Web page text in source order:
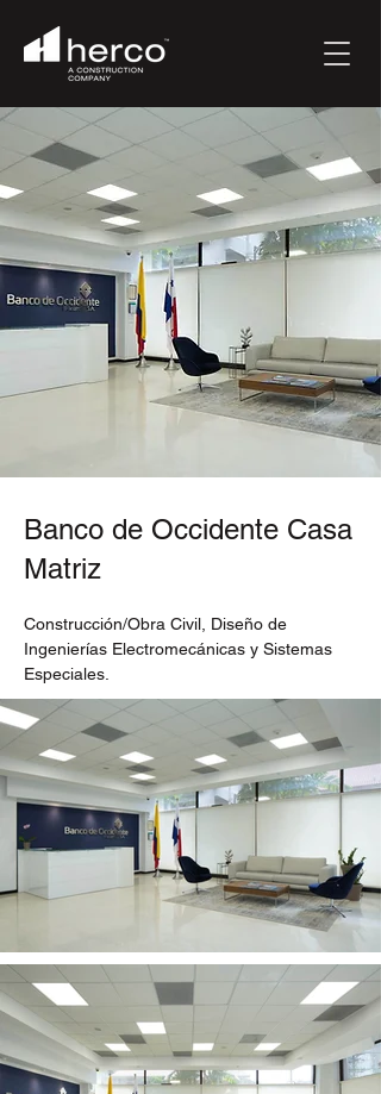
Banco de Occidente Casa
Matriz
Construcción/Obra Civil, Diseño de
Ingenierías Electromecánicas y Sistemas
Especiales.